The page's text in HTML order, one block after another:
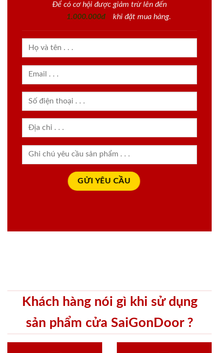
Để có cơ hội được giảm trừ lên đến
1.000.000đ
khi đặt mua hàng.
Khách hàng nói gì khi sử dụng
sản phẩm cửa SaiGonDoor ?